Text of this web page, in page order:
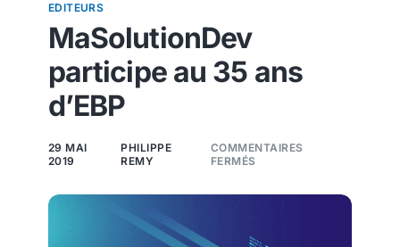
Ressources
Support
Contactez-nous
EDITEURS
MaSolutionDev
participe au 35 ans
d’EBP
29 MAI
2019
PHILIPPE
REMY
COMMENTAIRES
FERMÉS